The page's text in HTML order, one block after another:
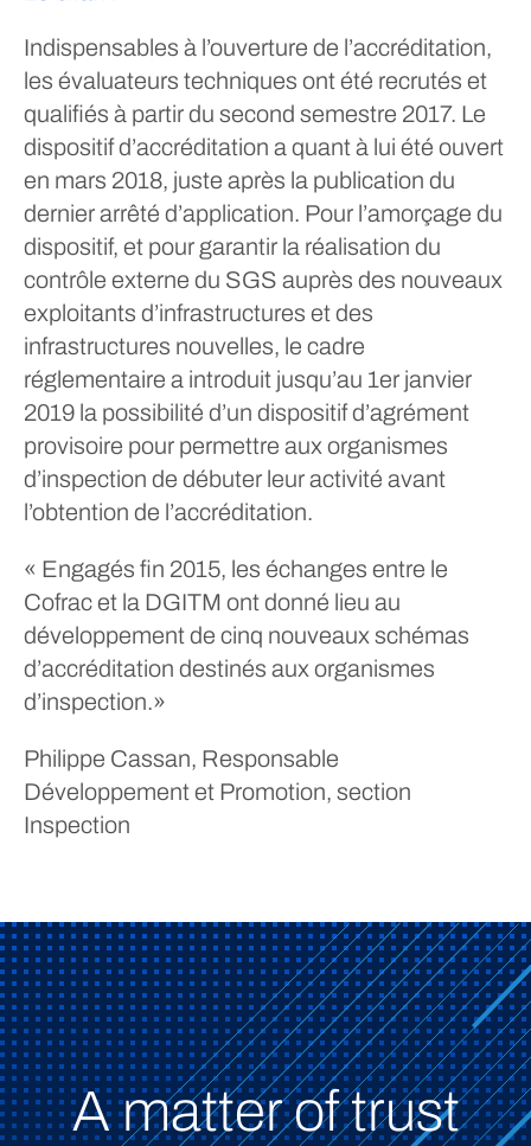
Indispensables à l’ouverture de l’accréditation,
les évaluateurs techniques ont été recrutés et
qualifiés à partir du second semestre 2017. Le
dispositif d’accréditation a quant à lui été ouvert
en mars 2018, juste après la publication du
dernier arrêté d’application. Pour l’amorçage du
dispositif, et pour garantir la réalisation du
contrôle externe du SGS auprès des nouveaux
exploitants d’infrastructures et des
infrastructures nouvelles, le cadre
réglementaire a introduit jusqu’au 1er janvier
2019 la possibilité d’un dispositif d’agrément
provisoire pour permettre aux organismes
d’inspection de débuter leur activité avant
l’obtention de l’accréditation.
« Engagés fin 2015, les échanges entre le
Cofrac et la DGITM ont donné lieu au
développement de cinq nouveaux schémas
d’accréditation destinés aux organismes
d’inspection.»
Philippe Cassan, Responsable
Développement et Promotion, section
Inspection
A matter of trust